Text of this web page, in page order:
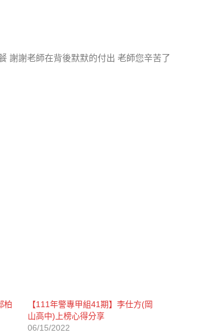
謝謝老師在背後默默的付出 老師您辛苦了
柏
【111年警專甲組41期】李仕方(岡
山高中)上榜心得分享
06/15/2022